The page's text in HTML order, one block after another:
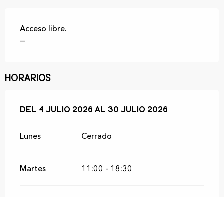
Acceso libre.
—
Horarios
Del 4 julio 2026 al 30 julio 2026
Del 4 julio 2026 al 30 julio 2026
Lunes Cerrado
Martes 11:00 - 18:30